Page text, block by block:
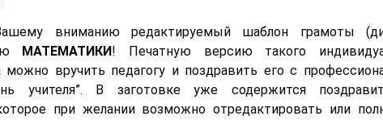
вниманию редактируемый шаблон грамоты
МАТЕМАТИКИ ! Печатную версию такого
можно вручить педагогу и поздравить его с
учителя”. В заготовке уже содержится
при желании возможно отредактировать или